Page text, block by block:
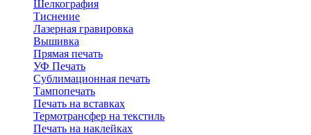
Шелкография
Тиснение
Лазерная гравировка
Вышивка
Прямая печать
УФ Печать
Сублимационная печать
Тампопечать
Печать на вставках
Термотрансфер на текстиль
Печать на наклейках